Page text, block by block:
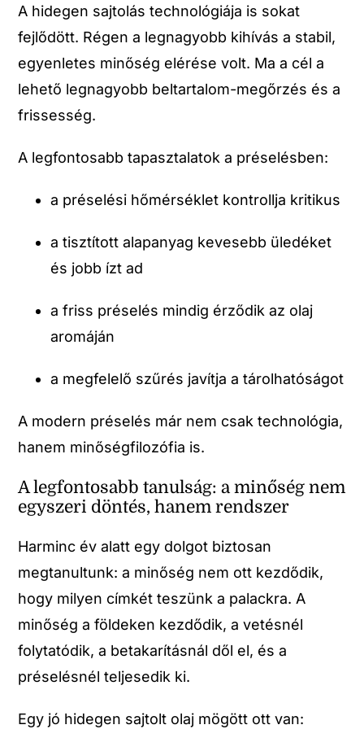
A hidegen sajtolás technológiája is sokat
fejlődött. Régen a legnagyobb kihívás a stabil,
egyenletes minőség elérése volt. Ma a cél a
lehető legnagyobb beltartalom-megőrzés és a
frissesség.
A legfontosabb tapasztalatok a préselésben:
a préselési hőmérséklet kontrollja kritikus
a tisztított alapanyag kevesebb üledéket
és jobb ízt ad
a friss préselés mindig érződik az olaj
aromáján
a megfelelő szűrés javítja a tárolhatóságot
A modern préselés már nem csak technológia,
hanem minőségfilozófia is.
A legfontosabb tanulság: a minőség nem
egyszeri döntés, hanem rendszer
Harminc év alatt egy dolgot biztosan
megtanultunk: a minőség nem ott kezdődik,
hogy milyen címkét teszünk a palackra. A
minőség a földeken kezdődik, a vetésnél
folytatódik, a betakarításnál dől el, és a
préselésnél teljesedik ki.
Egy jó hidegen sajtolt olaj mögött ott van: